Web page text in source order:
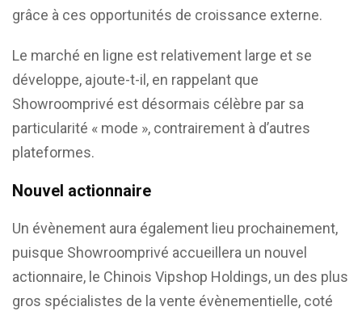
grâce à ces opportunités de croissance externe.
Le marché en ligne est relativement large et se
développe, ajoute-t-il, en rappelant que
Showroomprivé est désormais célèbre par sa
particularité « mode », contrairement à d’autres
plateformes.
Nouvel actionnaire
Un évènement aura également lieu prochainement,
puisque Showroomprivé accueillera un nouvel
actionnaire, le Chinois Vipshop Holdings, un des plus
gros spécialistes de la vente évènementielle, coté